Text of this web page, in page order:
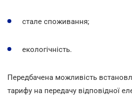
стале споживання;
екологічність.
Передбачена можливість
тарифу на передачу відповідної